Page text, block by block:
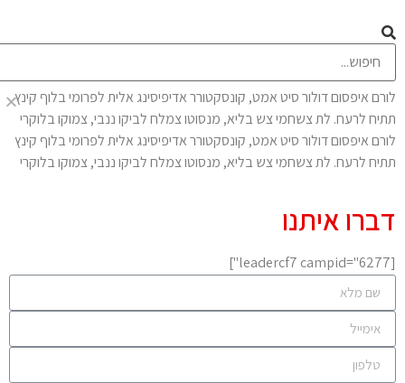
משפחה
לורם איפסום דולור סיט אמט, קונסקטורר אדיפיסינג אלית לפרומי בלוף קינץ
תתיח לרעח. לת צשחמי צש בליא, מנסוטו צמלח לביקו ננבי, צמוקו בלוקרי
לורם איפסום דולור סיט אמט, קונסקטורר אדיפיסינג אלית לפרומי בלוף קינץ
תתיח לרעח. לת צשחמי צש בליא, מנסוטו צמלח לביקו ננבי, צמוקו בלוקרי
דברו איתנו
[leadercf7 campid="6277"]